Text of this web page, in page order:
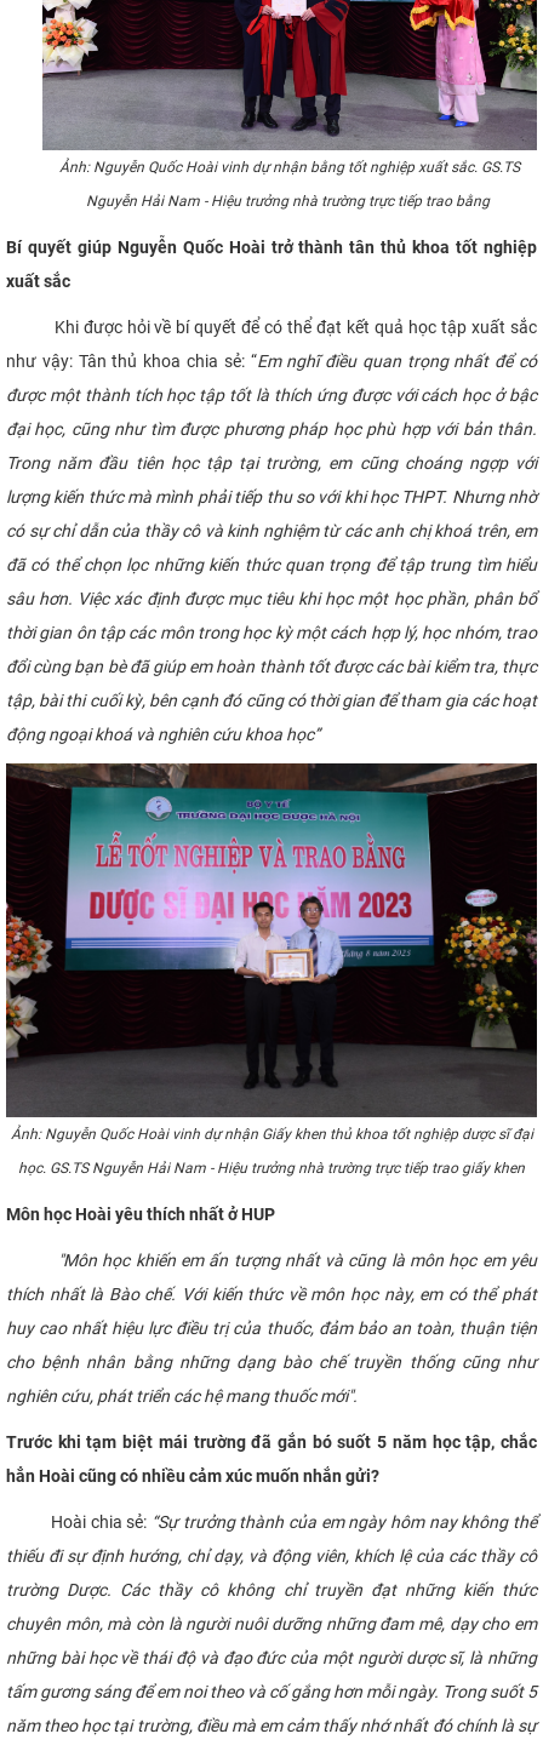
Ảnh: Nguyễn Quốc Hoài vinh dự nhận bằng tốt nghiệp xuất sắc. GS.TS
Nguyễn Hải Nam - Hiệu trưởng nhà trường trực tiếp trao bằng
Bí quyết giúp Nguyễn Quốc Hoài trở thành tân thủ khoa tốt nghiệp
xuất sắc
Khi được hỏi về bí quyết để có thể đạt kết quả học tập xuất sắc
như vậy: Tân thủ khoa chia sẻ: “Em nghĩ điều quan trọng nhất để có
được một thành tích học tập tốt là thích ứng được với cách học ở bậc
đại học, cũng như tìm được phương pháp học phù hợp với bản thân.
Trong năm đầu tiên học tập tại trường, em cũng choáng ngợp với
lượng kiến thức mà mình phải tiếp thu so với khi học THPT. Nhưng nhờ
có sự chỉ dẫn của thầy cô và kinh nghiệm từ các anh chị khoá trên, em
đã có thể chọn lọc những kiến thức quan trọng để tập trung tìm hiểu
sâu hơn. Việc xác định được mục tiêu khi học một học phần, phân bổ
thời gian ôn tập các môn trong học kỳ một cách hợp lý, học nhóm, trao
đổi cùng bạn bè đã giúp em hoàn thành tốt được các bài kiểm tra, thực
tập, bài thi cuối kỳ, bên cạnh đó cũng có thời gian để tham gia các hoạt
động ngoại khoá và nghiên cứu khoa học”
Ảnh: Nguyễn Quốc Hoài vinh dự nhận Giấy khen thủ khoa tốt nghiệp dược sĩ đại
học. GS.TS Nguyễn Hải Nam - Hiệu trưởng nhà trường trực tiếp trao giấy khen
Môn học Hoài yêu thích nhất ở HUP
"Môn học khiến em ấn tượng nhất và cũng là môn học em yêu
thích nhất là Bào chế. Với kiến thức về môn học này, em có thể phát
huy cao nhất hiệu lực điều trị của thuốc, đảm bảo an toàn, thuận tiện
cho bệnh nhân bằng những dạng bào chế truyền thống cũng như
nghiên cứu, phát triển các hệ mang thuốc mới".
Trước khi tạm biệt mái trường đã gắn bó suốt 5 năm học tập, chắc
hẳn Hoài cũng có nhiều cảm xúc muốn nhắn gửi?
Hoài chia sẻ: “Sự trưởng thành của em ngày hôm nay không thể
thiếu đi sự định hướng, chỉ dạy, và động viên, khích lệ của các thầy cô
trường Dược. Các thầy cô không chỉ truyền đạt những kiến thức
chuyên môn, mà còn là người nuôi dưỡng những đam mê, dạy cho em
những bài học về thái độ và đạo đức của một người dược sĩ, là những
tấm gương sáng để em noi theo và cố gắng hơn mỗi ngày. Trong suốt 5
năm theo học tại trường, điều mà em cảm thấy nhớ nhất đó chính là sự